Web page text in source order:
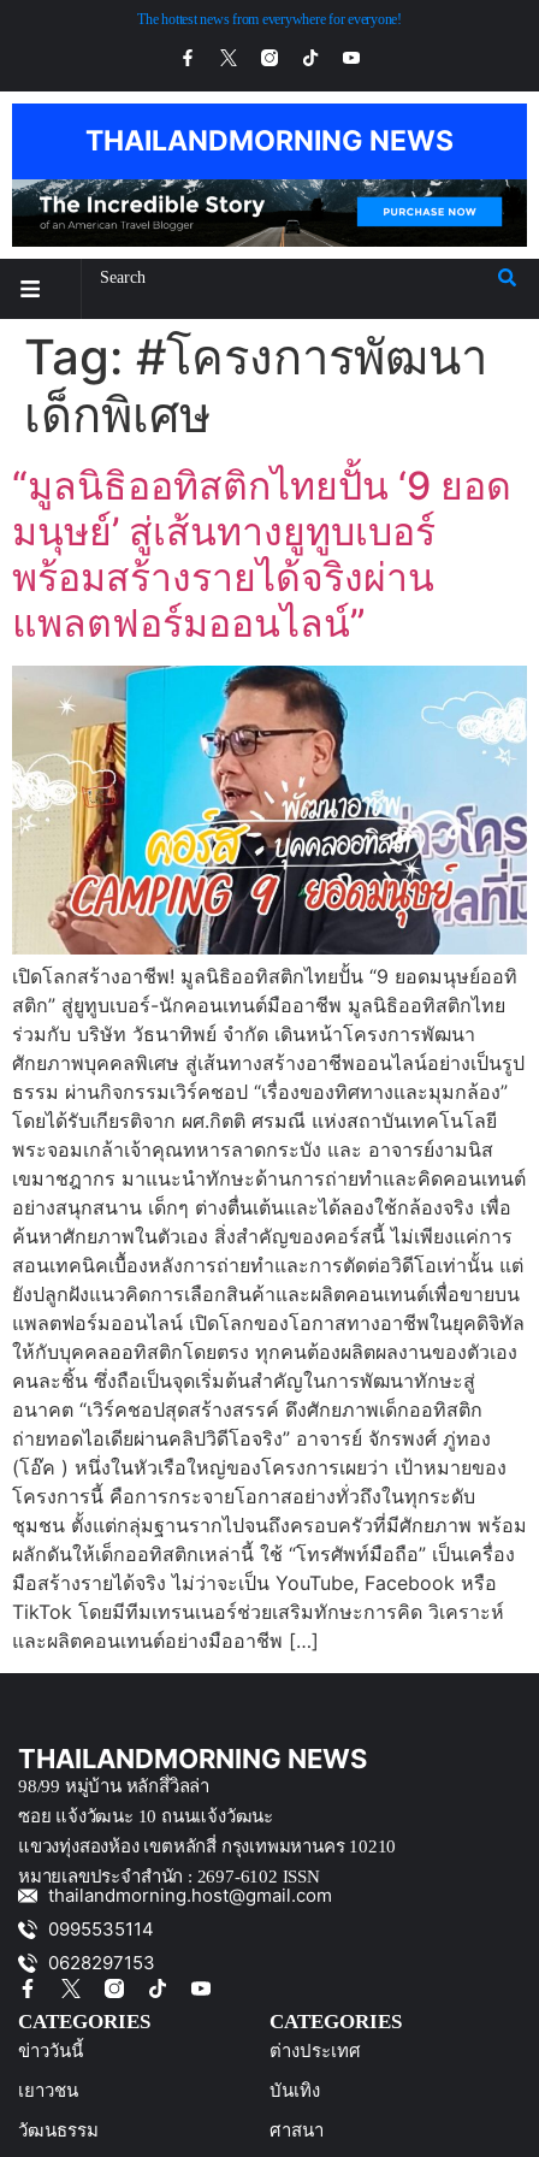
The hottest news from everywhere for everyone!
THAILANDMORNING NEWS
Tag: #โครงการพัฒนา
เด็กพิเศษ
“มูลนิธิออทิสติกไทยปั้น ‘9 ยอด
มนุษย์’ สู่เส้นทางยูทูบเบอร์
พร้อมสร้างรายได้จริงผ่าน
แพลตฟอร์มออนไลน์”
เปิดโลกสร้างอาชีพ! มูลนิธิออทิสติกไทยปั้น “9 ยอดมนุษย์ออทิ
สติก” สู่ยูทูบเบอร์-นักคอนเทนต์มืออาชีพ มูลนิธิออทิสติกไทย
ร่วมกับ บริษัท วัธนาทิพย์ จำกัด เดินหน้าโครงการพัฒนา
ศักยภาพบุคคลพิเศษ สู่เส้นทางสร้างอาชีพออนไลน์อย่างเป็นรูป
ธรรม ผ่านกิจกรรมเวิร์คชอป “เรื่องของทิศทางและมุมกล้อง”
โดยได้รับเกียรติจาก ผศ.กิตติ ศรมณี แห่งสถาบันเทคโนโลยี
พระจอมเกล้าเจ้าคุณทหารลาดกระบัง และ อาจารย์งามนิส
เขมาชฎากร มาแนะนำทักษะด้านการถ่ายทำและคิดคอนเทนต์
อย่างสนุกสนาน เด็กๆ ต่างตื่นเต้นและได้ลองใช้กล้องจริง เพื่อ
ค้นหาศักยภาพในตัวเอง สิ่งสำคัญของคอร์สนี้ ไม่เพียงแค่การ
สอนเทคนิคเบื้องหลังการถ่ายทำและการตัดต่อวิดีโอเท่านั้น แต่
ยังปลูกฝังแนวคิดการเลือกสินค้าและผลิตคอนเทนต์เพื่อขายบน
แพลตฟอร์มออนไลน์ เปิดโลกของโอกาสทางอาชีพในยุคดิจิทัล
ให้กับบุคคลออทิสติกโดยตรง ทุกคนต้องผลิตผลงานของตัวเอง
คนละชิ้น ซึ่งถือเป็นจุดเริ่มต้นสำคัญในการพัฒนาทักษะสู่
อนาคต “เวิร์คชอปสุดสร้างสรรค์ ดึงศักยภาพเด็กออทิสติก
ถ่ายทอดไอเดียผ่านคลิปวิดีโอจริง” อาจารย์ จักรพงศ์ ภู่ทอง
(โอ๊ค ) หนึ่งในหัวเรือใหญ่ของโครงการเผยว่า เป้าหมายของ
โครงการนี้ คือการกระจายโอกาสอย่างทั่วถึงในทุกระดับ
ชุมชน ตั้งแต่กลุ่มฐานรากไปจนถึงครอบครัวที่มีศักยภาพ พร้อม
ผลักดันให้เด็กออทิสติกเหล่านี้ ใช้ “โทรศัพท์มือถือ” เป็นเครื่อง
มือสร้างรายได้จริง ไม่ว่าจะเป็น YouTube, Facebook หรือ
TikTok โดยมีทีมเทรนเนอร์ช่วยเสริมทักษะการคิด วิเคราะห์
และผลิตคอนเทนต์อย่างมืออาชีพ […]
THAILANDMORNING NEWS
98/99 หมู่บ้าน หลักสึ่วิลล่า
ซอย แจ้งวัฒนะ 10 ถนนแจ้งวัฒนะ
แขวงทุ่งสองห้อง เขตหลักสี่ กรุงเทพมหานคร 10210
หมายเลขประจำสำนัก : 2697-6102 ISSN
thailandmorning.host@gmail.com
0995535114
0628297153
CATEGORIES
ข่าววันนี้
เยาวชน
วัฒนธรรม
CATEGORIES
ต่างประเทศ
บันเทิง
ศาสนา